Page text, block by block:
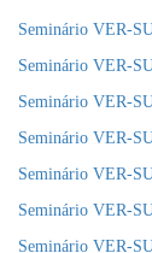
Seminário VER-
Seminário VER-
Seminário VER-
Seminário VER-
Seminário VER-
Seminário VER-
Seminário VER-